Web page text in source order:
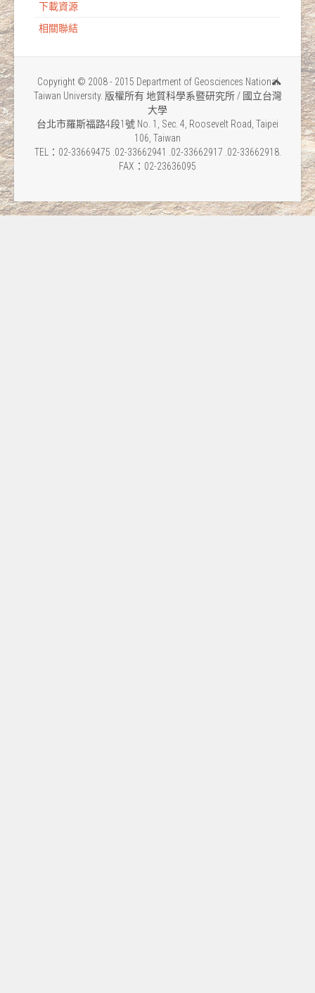
下載資源
相關聯結
Copyright © 2008 - 2015 Department of Geosciences National
Taiwan University. 版權所有 地質科學系暨研究所 / 國立台灣
大學
台北市羅斯福路4段1號 No. 1, Sec. 4, Roosevelt Road, Taipei
106, Taiwan
TEL：02-33669475 .02-33662941 .02-33662917 .02-33662918.
FAX：02-23636095